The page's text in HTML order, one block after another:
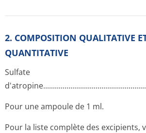
2. COMPOSITION QUALITATIVE
QUANTITATIVE
Sulfate
Pour une ampoule de 1 ml.
Pour la liste complète des excipients,